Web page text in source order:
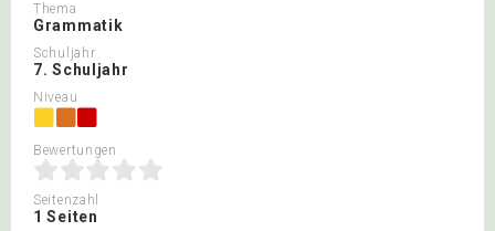
Thema
Grammatik
Schuljahr
7. Schuljahr
Niveau
Bewertungen
Seitenzahl
1 Seiten